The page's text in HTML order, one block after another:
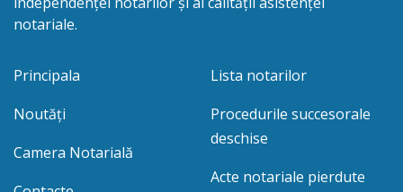
notariale.
Principala
Noutăți
Camera Notarială
Lista notarilor
Procedurile succesorale
deschise
Acte notariale pierdute